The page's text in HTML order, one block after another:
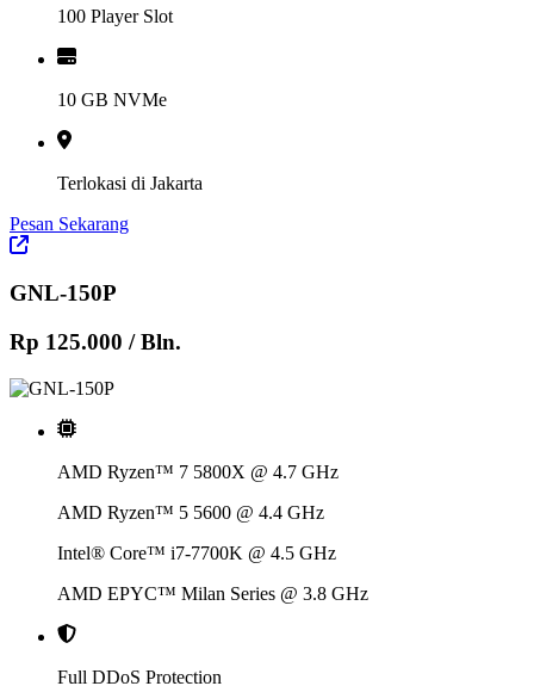
100 Player Slot
10 GB NVMe
Terlokasi di Jakarta
Pesan Sekarang
GNL-150P
Rp 125.000 / Bln.
AMD Ryzen™ 7 5800X @ 4.7 GHz
AMD Ryzen™ 5 5600 @ 4.4 GHz
Intel® Core™ i7-7700K @ 4.5 GHz
AMD EPYC™ Milan Series @ 3.8 GHz
Full DDoS Protection